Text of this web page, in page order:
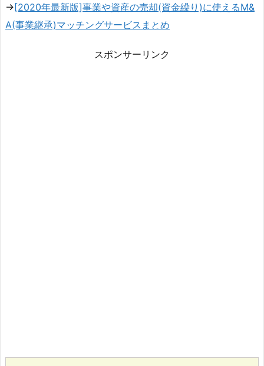
→[2020年最新版]事業や資産の売却(資金繰り)に使えるM&
A(事業継承)マッチングサービスまとめ
スポンサーリンク